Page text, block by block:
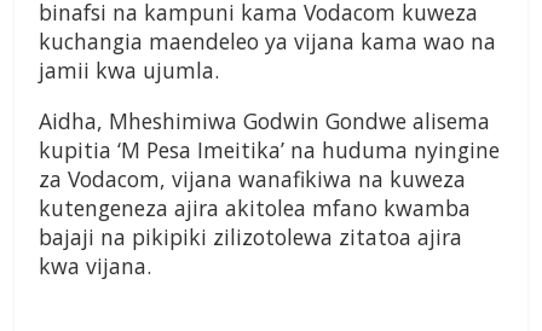
binafsi na kampuni kama Vodacom kuweza
kuchangia maendeleo ya vijana kama wao na
jamii kwa ujumla.
Aidha, Mheshimiwa Godwin Gondwe alisema
kupitia ‘M Pesa Imeitika’ na huduma nyingine
za Vodacom, vijana wanafikiwa na kuweza
kutengeneza ajira akitolea mfano kwamba
bajaji na pikipiki zilizotolewa zitatoa ajira
kwa vijana.